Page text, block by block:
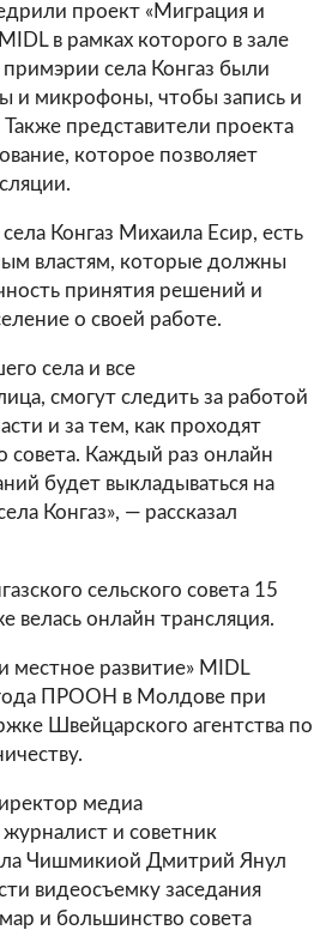
проект «Миграция и
в рамках которого в зале
села Конгаз были
и микрофоны, чтобы запись и
представители проекта
которое позволяет
Конгаз Михаила Есир, есть
властям, которые должны
принятия решений и
о своей работе.
села и все
смогут следить за работой
и за тем, как проходят
совета. Каждый раз онлайн
будет выкладываться на
Конгаз», — рассказал
сельского совета 15
велась онлайн трансляция.
местное развитие» MIDL
ПРООН в Молдове при
Швейцарского агентства по
медиа
и советник
Чишмикиой Дмитрий Янул
видеосъемку заседания
и большинство совета